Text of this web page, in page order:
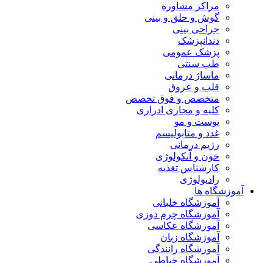
مراکز مشاوره
گوش و حلق و بینی
جراحی بینی
دندانپزشک
پزشک عمومی
طب سنتی
ماساژ درمانی
قلب و عروق
متخصص و فوق تخصص
کلیه و مجاری ادراری
پوست و مو
غدد و متابولیسم
رژیم درمانی
خون و آنکولوژی
کارشناس تغذیه
رادیولوژی
آموزشگاه ها
آموزشگاه خلبانی
آموزشگاه چرم دوزی
آموزشگاه عکاسی
آموزشگاه زبان
آموزشگاه رانندگی
آموزشگاه خیاطی